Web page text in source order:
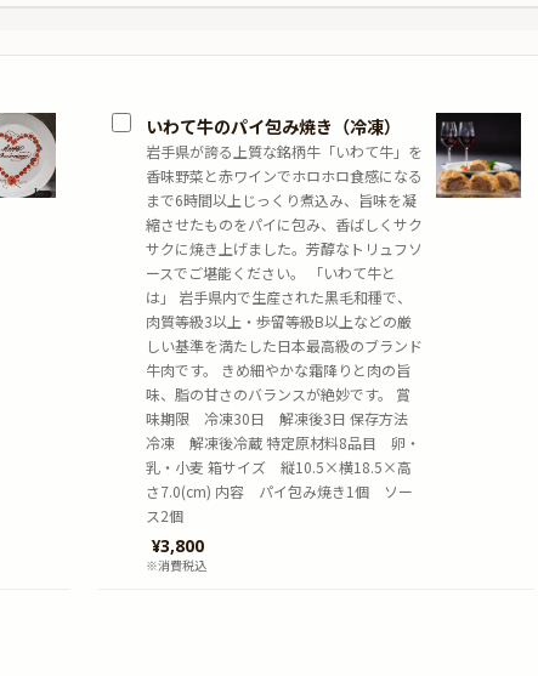
いわて牛のパイ包み焼き（冷凍）
岩手県が誇る上質な銘柄牛「いわて牛」を
香味野菜と赤ワインでホロホロ食感になる
まで6時間以上じっくり煮込み、旨味を凝
縮させたものをパイに包み、香ばしくサク
サクに焼き上げました。芳醇なトリュフソ
ースでご堪能ください。 「いわて牛と
は」 岩手県内で生産された黒毛和種で、
肉質等級3以上・歩留等級B以上などの厳
しい基準を満たした日本最高級のブランド
牛肉です。 きめ細やかな霜降りと肉の旨
味、脂の甘さのバランスが絶妙です。 賞
味期限 冷凍30日 解凍後3日 保存方法
冷凍 解凍後冷蔵 特定原材料8品目 卵・
乳・小麦 箱サイズ 縦10.5×横18.5×高
さ7.0(cm) 内容 パイ包み焼き1個 ソー
ス2個
¥3,800
※消費税込